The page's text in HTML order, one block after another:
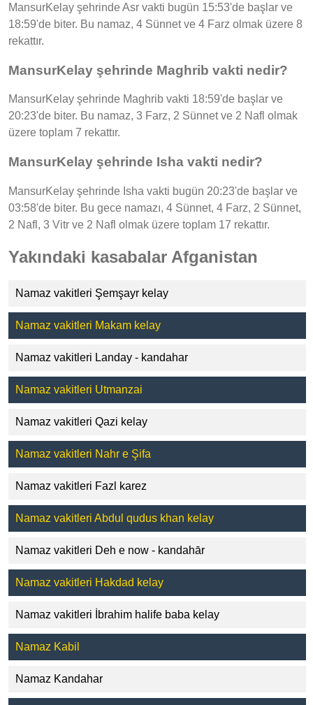
MansurKelay şehrinde Asr vakti bugün 15:53'de başlar ve
18:59'de biter. Bu namaz, 4 Sünnet ve 4 Farz olmak üzere 8
rekattır.
MansurKelay şehrinde Maghrib vakti nedir?
MansurKelay şehrinde Maghrib vakti 18:59'de başlar ve
20:23'de biter. Bu namaz, 3 Farz, 2 Sünnet ve 2 Nafl olmak
üzere toplam 7 rekattır.
MansurKelay şehrinde Isha vakti nedir?
MansurKelay şehrinde Isha vakti bugün 20:23'de başlar ve
03:58'de biter. Bu gece namazı, 4 Sünnet, 4 Farz, 2 Sünnet,
2 Nafl, 3 Vitr ve 2 Nafl olmak üzere toplam 17 rekattır.
Yakındaki kasabalar Afganistan
Namaz vakitleri Şemşayr kelay
Namaz vakitleri Makam kelay
Namaz vakitleri Landay - kandahar
Namaz vakitleri Utmanzai
Namaz vakitleri Qazi kelay
Namaz vakitleri Nahr e Şifa
Namaz vakitleri Fazl karez
Namaz vakitleri Abdul qudus khan kelay
Namaz vakitleri Deh e now - kandahār
Namaz vakitleri Hakdad kelay
Namaz vakitleri İbrahim halife baba kelay
Namaz Kabil
Namaz Kandahar